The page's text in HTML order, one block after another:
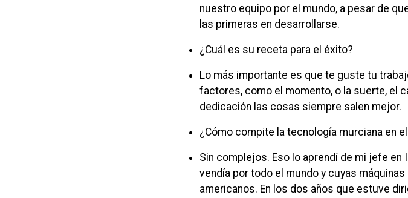
nuestro equipo por el mundo, a pesar de
las primeras en desarrollarse.
¿Cuál es su receta para el éxito?
Lo más importante es que te guste tu
factores, como el momento, o la suerte, el
dedicación las cosas siempre salen mejor.
¿Cómo compite la tecnología murciana en
Sin complejos. Eso lo aprendí de mi jefe en
vendía por todo el mundo y cuyas
americanos. En los dos años que estuve